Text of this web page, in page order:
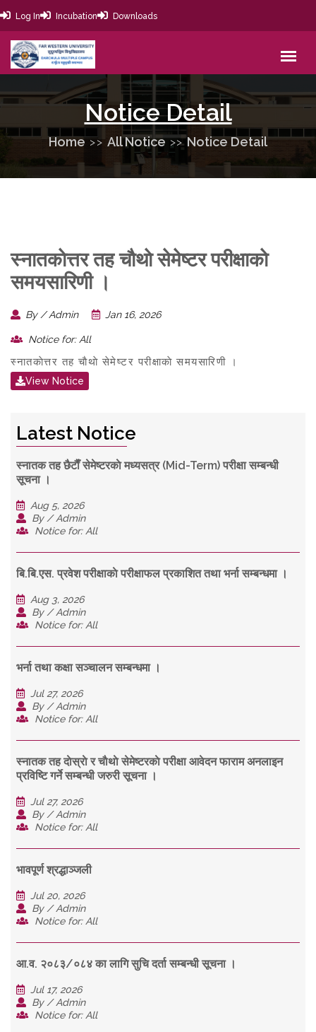
Log In Incubation Downloads
Notice Detail
Home All Notice Notice Detail
स्नातकाेत्तर तह चाैथाे सेमेष्टर परीक्षाकाे
समयसारिणी ।
By / Admin Jan 16, 2026
Notice for: All
स्नातकाेत्तर तह चाैथाे सेमेष्टर परीक्षाकाे समयसारिणी ।
View Notice
Latest Notice
स्नातक तह छैटाैँ सेमेष्टरकाे मध्यसत्र (Mid-Term) परीक्षा सम्बन्धी
सूचना ।
Aug 5, 2026
By / Admin
Notice for: All
बि.बि.एस. प्रवेश परीक्षाकाे परीक्षाफल प्रकाशित तथा भर्ना सम्बन्धमा ।
Aug 3, 2026
By / Admin
Notice for: All
भर्ना तथा कक्षा सञ्चालन सम्बन्धमा ।
Jul 27, 2026
By / Admin
Notice for: All
स्नातक तह दाेस्राे र चाैथाे सेमेष्टरकाे परीक्षा आवेदन फाराम अनलाइन
प्रविष्टि गर्ने सम्बन्धी जरुरी सूचना ।
Jul 27, 2026
By / Admin
Notice for: All
भावपूर्ण श्रद्धाञ्जली
Jul 20, 2026
By / Admin
Notice for: All
आ.व. २०८३/०८४ का लागि सुचि दर्ता सम्बन्धी सूचना ।
Jul 17, 2026
By / Admin
Notice for: All